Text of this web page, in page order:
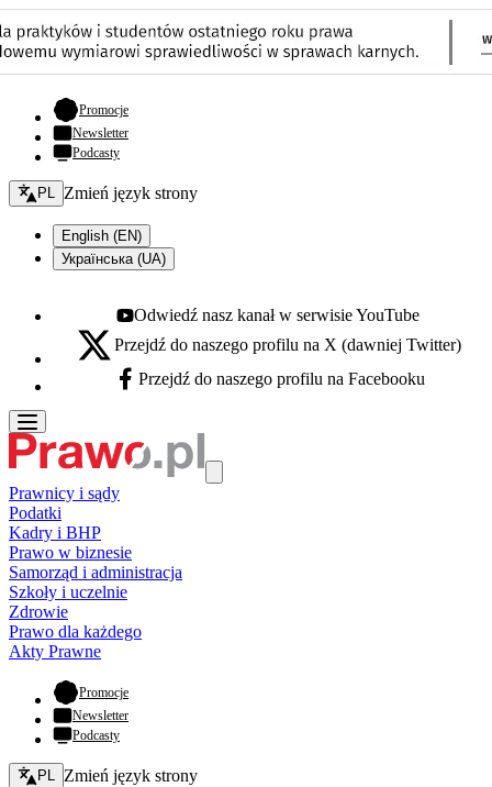
Promocje- otwiera się w nowej karcie
Newsletter
Podcasty
Zmień język - bieżący:
PL Zmień język strony
English (EN)
Українська (UA)
Youtube - otwiera się w nowej karcie
Odwiedź nasz kanał w serwisie YouTube
X - otwiera się w nowej karcie
Przejdź do naszego profilu na X (dawniej Twitter)
Facebook - otwiera się w nowej karcie
Przejdź do naszego profilu na Facebooku
Prawnicy i sądy
Podatki
Kadry i BHP
Prawo w biznesie
Samorząd i administracja
Szkoły i uczelnie
Zdrowie
Prawo dla każdego
Akty Prawne
Promocje- otwiera się w nowej karcie
Newsletter
Podcasty
Zmień język - bieżący:
PL Zmień język strony